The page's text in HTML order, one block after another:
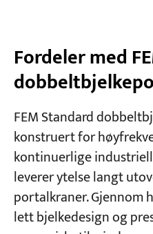
Fordeler med
FEM Standard
konstruert for
kontinuerlige
leverer ytelse langt
portalkraner. Gjennom
lett bjelkedesign og